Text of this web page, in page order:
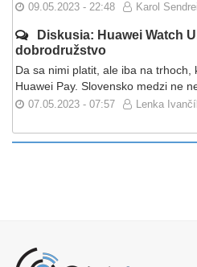
09.05.2023 - 22:48 Karol Sendrei
Diskusia: Huawei Watch
dobrodružstvo
Da sa nimi platit, ale iba na
Huawei Pay. Slovensko medzi ne
07.05.2023 - 07:57 Lenka